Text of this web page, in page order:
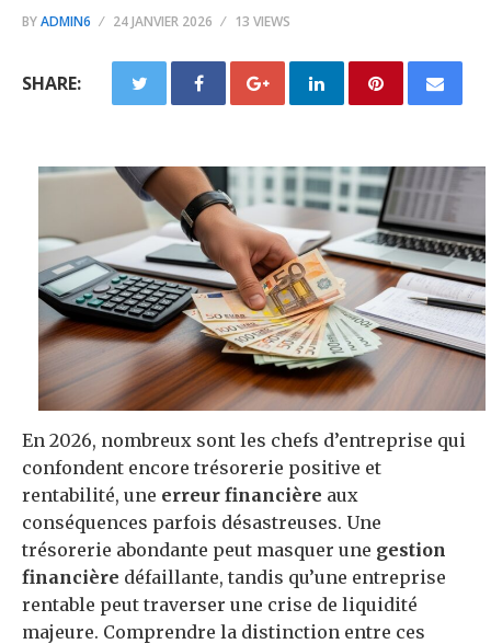
BYADMIN6 24 JANVIER 2026 13 VIEWS
SHARE:
En 2026, nombreux sont les chefs d’entreprise qui
confondent encore trésorerie positive et
rentabilité, une erreur financière aux
conséquences parfois désastreuses. Une
trésorerie abondante peut masquer une gestion
financière défaillante, tandis qu’une entreprise
rentable peut traverser une crise de liquidité
majeure. Comprendre la distinction entre ces